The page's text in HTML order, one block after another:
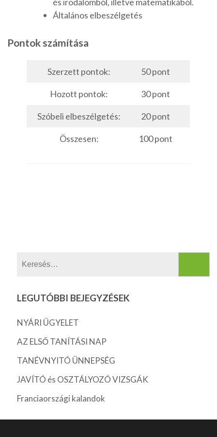
Általános elbeszélgetés
Pontok számítása
Szerzett pontok: 50 pont
Hozott pontok: 30 pont
Szóbeli elbeszélgetés: 20 pont
Összesen: 100 pont
LEGUTÓBBI BEJEGYZÉSEK
NYÁRI ÜGYELET
AZ ELSŐ TANÍTÁSI NAP
TANÉVNYITÓ ÜNNEPSÉG
JAVÍTÓ és OSZTÁLYOZÓ VIZSGÁK
Franciaországi kalandok